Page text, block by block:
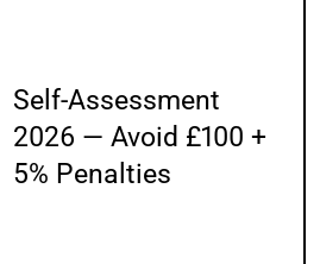
Self-Assessment
2026 — Avoid £100 +
5% Penalties